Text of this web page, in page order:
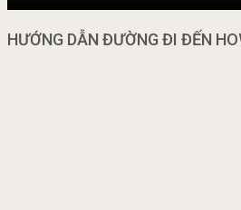
HƯỚNG DẪN ĐƯỜNG ĐI ĐẾN